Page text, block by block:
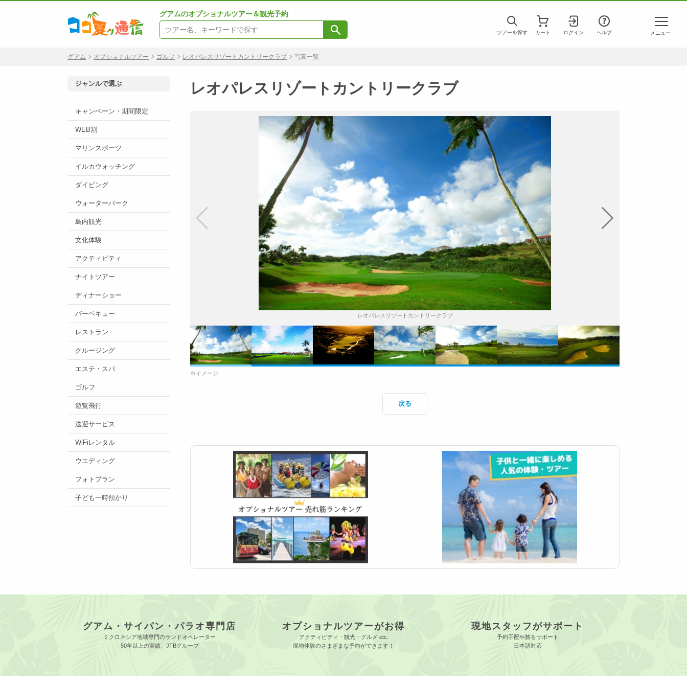
グアムのオプショナルツアー＆観光予約
ツアーを探す カート ログイン ヘルプ
グアム オプショナルツアー ゴルフ レオパレスリゾートカントリークラブ 写真一覧
レオパレスリゾートカントリークラブ
レオパレスリゾートカントリークラブ
※イメージ
戻る
ジャンルで選ぶ
キャンペーン・期間限定
WEB割
マリンスポーツ
イルカウォッチング
ダイビング
ウォーターパーク
島内観光
文化体験
アクティビティ
ナイトツアー
ディナーショー
バーベキュー
レストラン
クルージング
エステ・スパ
ゴルフ
遊覧飛行
送迎サービス
WiFiレンタル
ウエディング
フォトプラン
子ども一時預かり
グアム・サイパン・パラオ専門店
ミクロネシア地域専門のランドオペレーター
50年以上の実績、JTBグループ
オプショナルツアーがお得
アクティビティ・観光・グルメ etc.
現地体験のさまざまな予約ができます！
現地スタッフがサポート
予約手配や旅をサポート
日本語対応
メニュー